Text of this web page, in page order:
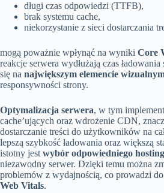
długi czas odpowiedzi (TTFB),
brak systemu cache,
niekorzystanie z sieci dostarczania
mogą poważnie wpłynąć na wyniki Core
reakcje serwera wydłużają czas
się na największym elemencie
responsywności strony.
Optymalizacja serwera, w tym
cache’ujących oraz wdrożenie CDN,
dostarczanie treści do użytkowników na
lepszą szybkość ładowania oraz większą
istotny jest wybór odpowiedniego
niezawodny serwer. Dzięki temu można
problemów z wydajnością, co prowadzi
Web Vitals.